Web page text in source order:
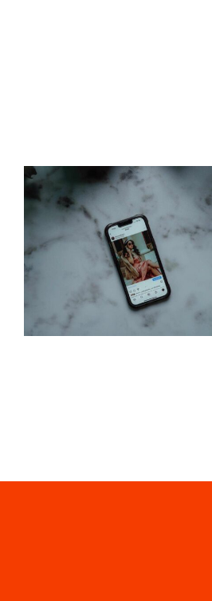
Najlepsze praktyki
korzystania z ankiet i
pytań w relacjach
Facebooku w 2024
roku